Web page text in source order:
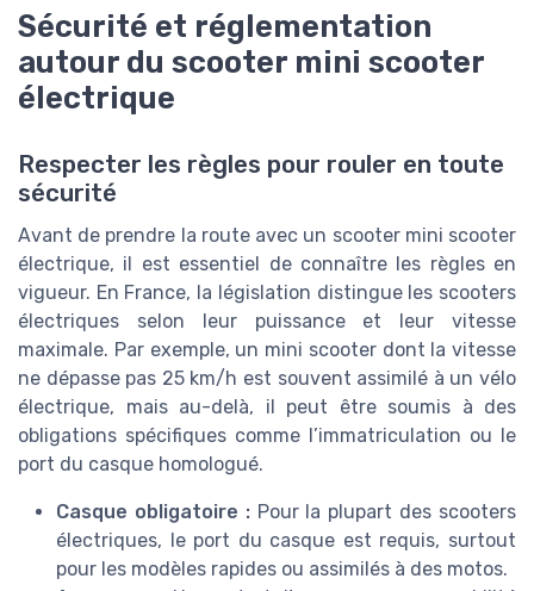
Sécurité et réglementation
autour du scooter mini scooter
électrique
Respecter les règles pour rouler en toute
sécurité
Avant de prendre la route avec un scooter mini scooter
électrique, il est essentiel de connaître les règles en
vigueur. En France, la législation distingue les scooters
électriques selon leur puissance et leur vitesse
maximale. Par exemple, un mini scooter dont la vitesse
ne dépasse pas 25 km/h est souvent assimilé à un vélo
électrique, mais au-delà, il peut être soumis à des
obligations spécifiques comme l’immatriculation ou le
port du casque homologué.
Casque obligatoire :Pour la plupart des scooters
électriques, le port du casque est requis, surtout
pour les modèles rapides ou assimilés à des motos.